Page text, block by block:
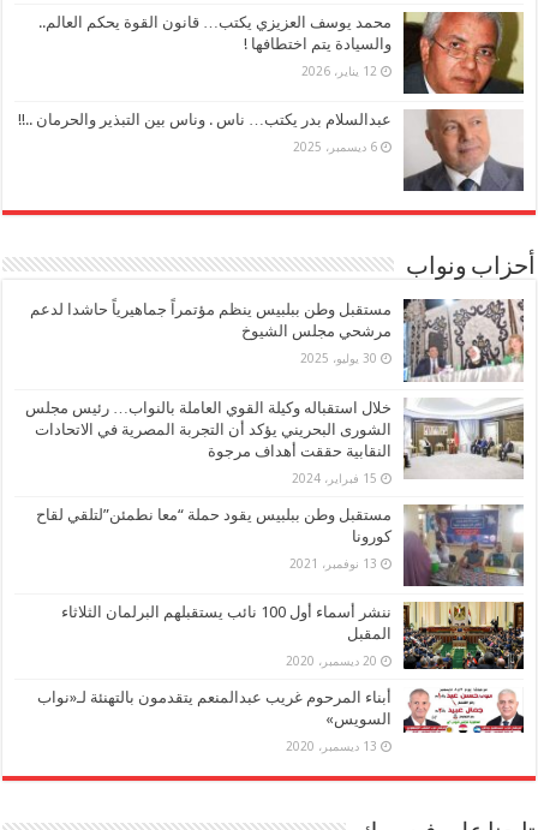
محمد يوسف العزيزي يكتب… قانون القوة يحكم العالم..
والسيادة يتم اختطافها !
12 يناير، 2026
عبدالسلام بدر يكتب… ناس . وناس بين التبذير والحرمان ..!!
6 ديسمبر، 2025
أحزاب ونواب
مستقبل وطن ببلبيس ينظم مؤتمراً جماهيرياً حاشدا لدعم
مرشحي مجلس الشيوخ
30 يوليو، 2025
خلال استقباله وكيلة القوي العاملة بالنواب… رئيس مجلس
الشورى البحريني يؤكد أن التجربة المصرية في الاتحادات
النقابية حققت أهداف مرجوة
15 فبراير، 2024
مستقبل وطن ببلبيس يقود حملة “معا نطمئن”لتلقي لقاح
كورونا
13 نوفمبر، 2021
ننشر أسماء أول 100 نائب يستقبلهم البرلمان الثلاثاء
المقبل
20 ديسمبر، 2020
أبناء المرحوم غريب عبدالمنعم يتقدمون بالتهنئة لـ«نواب
السويس»
13 ديسمبر، 2020